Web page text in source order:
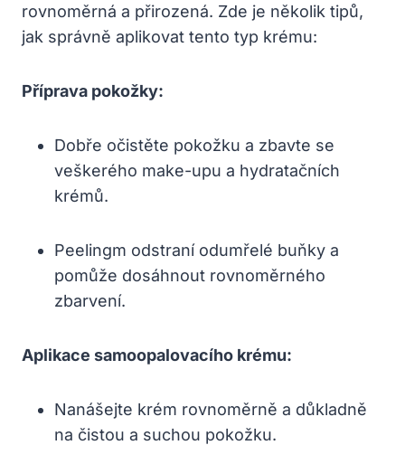
rovnoměrná a přirozená. Zde je několik tipů,
jak správně aplikovat tento typ krému:
Příprava pokožky:
Dobře očistěte pokožku a zbavte se
veškerého make-upu a hydratačních
krémů.
Peelingm odstraní odumřelé buňky a
pomůže dosáhnout rovnoměrného
zbarvení.
Aplikace samoopalovacího krému:
Nanášejte krém rovnoměrně a důkladně
na čistou a suchou pokožku.